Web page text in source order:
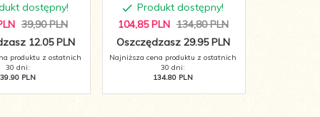
dostępny!
39,90 PLN
12.05 PLN
produktu z ostatnich
30 dni:
39.90 PLN
Produkt dostępny!
104,85 PLN 134,80 PLN
Oszczędzasz 29.95 PLN
Najniższa cena produktu z ostatnich
30 dni:
134.80 PLN